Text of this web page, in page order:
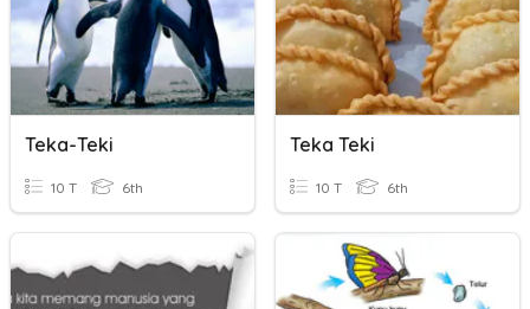
Teka-Teki
10 T 6th
Teka Teki
10 T 6th